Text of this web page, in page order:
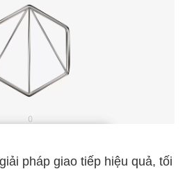
pháp giao tiếp hiệu quả, tối